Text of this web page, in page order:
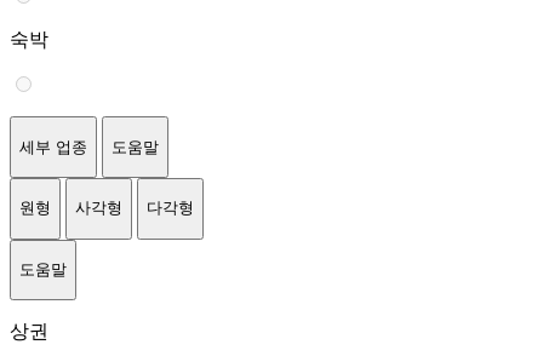
숙박
세부 업종 도움말
원형 사각형 다각형
도움말
상권